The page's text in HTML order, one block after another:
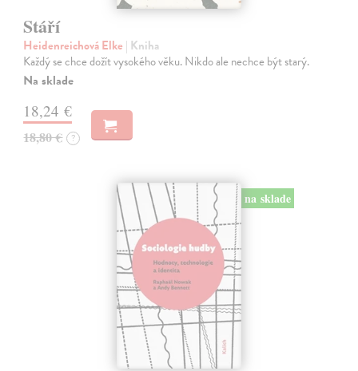
Stáří
Heidenreichová Elke | Kniha
Každý se chce dožít vysokého věku. Nikdo ale nechce být starý.
Na sklade
18,24 €
18,80 € ?
na sklade